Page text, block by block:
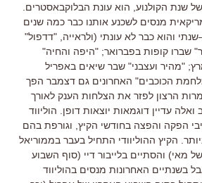
שנת הקולנוע הוא עונת הבלוקבאסטרים
מנסים לשכנע אותנו כבר כמה שנים
שנתי והוא כבר לא עונתי (ולראייה , "דדפול"
" שברו קופות בפברואר; "היפה והחיה"
; "מהיר ועצבני" שבר שיאים באפריל
הכוכבים" האחרונים גם דצמבר הפך
הרצון לפזר את הצלחות הענק לאורך
עדיין דוגמאות יוצאות דופן
הוליווד
הפקה והפצה בחודשי הקיץ וגורפת בהם
הקיץ ההוליוודי התחיל בעבר בממוריאל
מאי) והסתיים בלייבור דיי (סוף השבוע
בשנתיים האחרונות מנסים בהוליווד